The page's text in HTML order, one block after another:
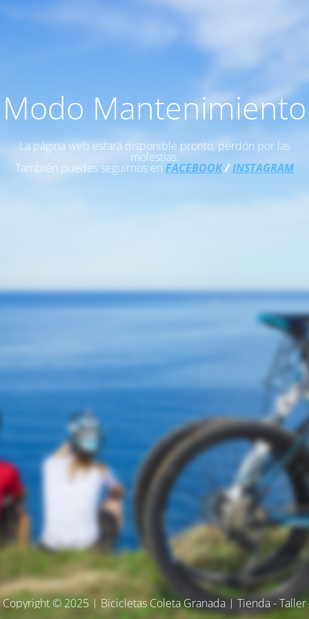
Modo Mantenimiento
La página web estará disponible pronto, perdón por las
molestias.
También puedes seguirnos en FACEBOOK/INSTAGRAM
Copyright © 2025 | Bicicletas Coleta Granada | Tienda - Taller